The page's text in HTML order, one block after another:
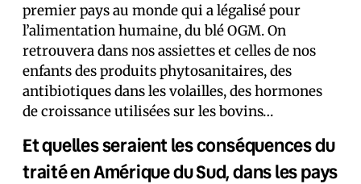
premier pays au monde qui a légalisé pour
l’alimentation humaine, du blé OGM. On
retrouvera dans nos assiettes et celles de nos
enfants des produits phytosanitaires, des
antibiotiques dans les volailles, des hormones
de croissance utilisées sur les bovins…
Et quelles seraient les conséquences du
traité en Amérique du Sud, dans les pays